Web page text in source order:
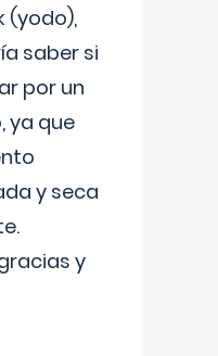
(yodo),
saber si
por un
ya que
y seca
y